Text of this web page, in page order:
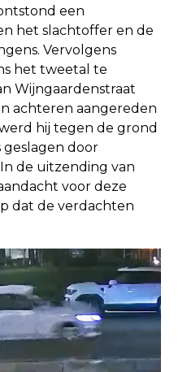
een
het slachtoffer en de
Vervolgens
het tweetal te
Wijngaardenstraat
achteren aangereden
hij tegen de grond
door
de uitzending van
voor deze
dat de verdachten